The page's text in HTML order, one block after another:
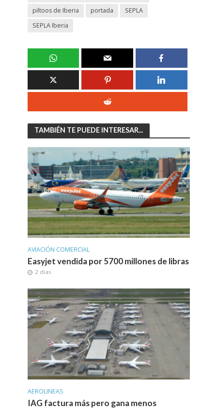
piltoos de Iberia
portada
SEPLA
SEPLA Iberia
TAMBIÉN TE PUEDE INTERESAR...
AVIACIÓN COMERCIAL
Easyjet vendida por 5700 millones de libras
2 días
AEROLINEAS
IAG factura más pero gana menos